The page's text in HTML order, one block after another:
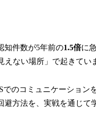
知件数が5年前の1.5倍に
えない場所」で起きてい
のコミュニケーション
方法を、実戦を通じて